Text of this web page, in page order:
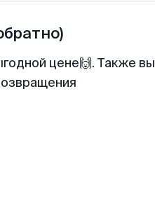
цене🙌. Также вы